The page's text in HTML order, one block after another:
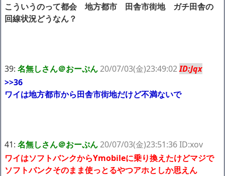
こういうのって都会 地方都市 田舎市街地 ガチ田舎の
回線状況どうなん？
39: 名無しさん＠おーぷん20/07/03(金)23:49:02ID:Jqx
>>36
ワイは地方都市から田舎市街地だけど不満ないで
41: 名無しさん＠おーぷん20/07/03(金)23:51:36 ID:xov
ワイはソフトバンクからYmobileに乗り換えたけどマジで
ソフトバンクそのまま使っとるやつアホとしか思えん